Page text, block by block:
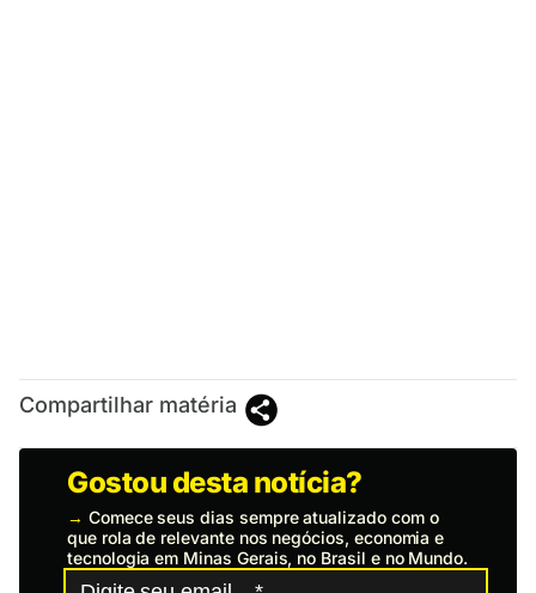
Compartilhar matéria
Gostou desta notícia?
→ Comece seus dias sempre atualizado com o
que rola de relevante nos negócios, economia e
tecnologia em Minas Gerais, no Brasil e no Mundo.